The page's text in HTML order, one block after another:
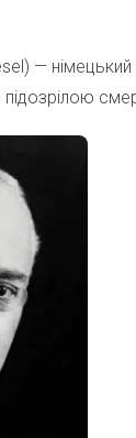
— німецький